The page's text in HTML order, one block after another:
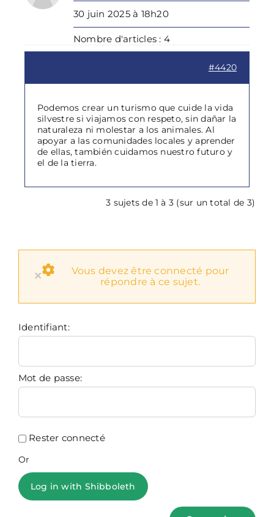
30 juin 2025 à 18h20
Nombre d'articles : 4
#4420
Podemos crear un turismo que cuide la vida
silvestre si viajamos con respeto, sin dañar la
naturaleza ni molestar a los animales. Al
apoyar a las comunidades locales y aprender
de ellas, también cuidamos nuestro futuro y
el de la tierra.
3 sujets de 1 à 3 (sur un total de 3)
×
Vous devez être connecté pour
répondre à ce sujet.
Identifiant:
Mot de passe:
Rester connecté
Or
Log in with Shibboleth